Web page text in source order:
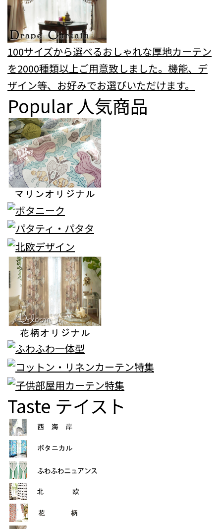
100サイズから選べるおしゃれな厚地カーテン
を2000種類以上ご用意致しました。機能、デ
ザイン等、お好みでお選びいただけます。
Popular 人気商品
Taste テイスト